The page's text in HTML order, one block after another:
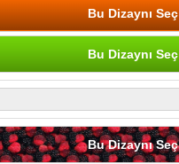
Bu Dizaynı Seç
Bu Dizaynı Seç
Bu Dizaynı Seç